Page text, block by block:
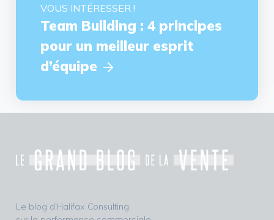
VOUS INTÉRESSER !
Team Building : 4 principes
pour un meilleur esprit
d’équipe
Le blog d’Halifax Consulting